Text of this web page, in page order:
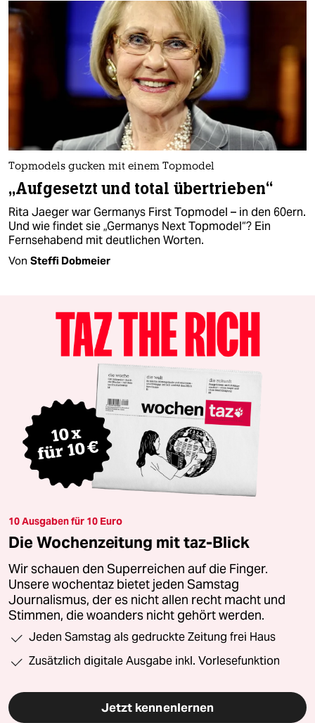
Topmodels gucken mit einem Topmodel
„Aufgesetzt und total übertrieben“
Rita Jaeger war Germanys First Topmodel – in den 60ern.
Und wie findet sie „Germanys Next Topmodel“? Ein
Fernsehabend mit deutlichen Worten.
Von Steffi Dobmeier
10 Ausgaben für 10 Euro
Die Wochenzeitung mit taz-Blick
Wir schauen den Superreichen auf die Finger.
Unsere wochentaz bietet jeden Samstag
Journalismus, der es nicht allen recht macht und
Stimmen, die woanders nicht gehört werden.
Jeden Samstag als gedruckte Zeitung frei Haus
Zusätzlich digitale Ausgabe inkl. Vorlesefunktion
Jetzt kennenlernen